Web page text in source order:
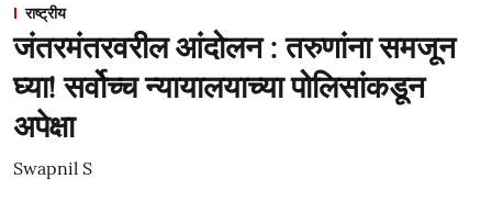
राष्ट्रीय
जंतरमंतरवरील आंदोलन : तरुणांना समजून
घ्या! सर्वोच्च न्यायालयाच्या पोलिसांकडून
अपेक्षा
Swapnil S